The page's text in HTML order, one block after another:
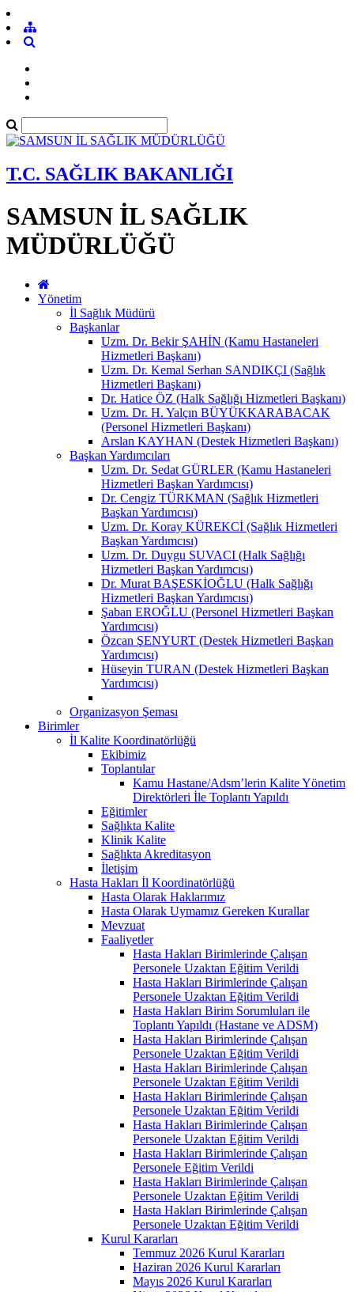
T.C. SAĞLIK BAKANLIĞI
SAMSUN İL SAĞLIK
MÜDÜRLÜĞÜ
Yönetim
İl Sağlık Müdürü
Başkanlar
Uzm. Dr. Bekir ŞAHİN (Kamu Hastaneleri
Hizmetleri Başkanı)
Uzm. Dr. Kemal Serhan SANDIKÇI (Sağlık
Hizmetleri Başkanı)
Dr. Hatice ÖZ (Halk Sağlığı Hizmetleri Başkanı)
Uzm. Dr. H. Yalçın BÜYÜKKARABACAK
(Personel Hizmetleri Başkanı)
Arslan KAYHAN (Destek Hizmetleri Başkanı)
Başkan Yardımcıları
Uzm. Dr. Sedat GÜRLER (Kamu Hastaneleri
Hizmetleri Başkan Yardımcısı)
Dr. Cengiz TÜRKMAN (Sağlık Hizmetleri
Başkan Yardımcısı)
Uzm. Dr. Koray KÜREKCİ (Sağlık Hizmetleri
Başkan Yardımcısı)
Uzm. Dr. Duygu SUVACI (Halk Sağlığı
Hizmetleri Başkan Yardımcısı)
Dr. Murat BAŞESKİOĞLU (Halk Sağlığı
Hizmetleri Başkan Yardımcısı)
Şaban EROĞLU (Personel Hizmetleri Başkan
Yardımcısı)
Özcan ŞENYURT (Destek Hizmetleri Başkan
Yardımcısı)
Hüseyin TURAN (Destek Hizmetleri Başkan
Yardımcısı)
Organizasyon Şeması
Birimler
İl Kalite Koordinatörlüğü
Ekibimiz
Toplantılar
Kamu Hastane/Adsm’lerin Kalite Yönetim
Direktörleri İle Toplantı Yapıldı
Eğitimler
Sağlıkta Kalite
Klinik Kalite
Sağlıkta Akreditasyon
İletişim
Hasta Hakları İl Koordinatörlüğü
Hasta Olarak Haklarımız
Hasta Olarak Uymamız Gereken Kurallar
Mevzuat
Faaliyetler
Hasta Hakları Birimlerinde Çalışan
Personele Uzaktan Eğitim Verildi
Hasta Hakları Birimlerinde Çalışan
Personele Uzaktan Eğitim Verildi
Hasta Hakları Birim Sorumluları ile
Toplantı Yapıldı (Hastane ve ADSM)
Hasta Hakları Birimlerinde Çalışan
Personele Uzaktan Eğitim Verildi
Hasta Hakları Birimlerinde Çalışan
Personele Uzaktan Eğitim Verildi
Hasta Hakları Birimlerinde Çalışan
Personele Uzaktan Eğitim Verildi
Hasta Hakları Birimlerinde Çalışan
Personele Uzaktan Eğitim Verildi
Hasta Hakları Birimlerinde Çalışan
Personele Eğitim Verildi
Hasta Hakları Birimlerinde Çalışan
Personele Uzaktan Eğitim Verildi
Hasta Hakları Birimlerinde Çalışan
Personele Uzaktan Eğitim Verildi
Kurul Kararları
Temmuz 2026 Kurul Kararları
Haziran 2026 Kurul Kararları
Mayıs 2026 Kurul Kararları